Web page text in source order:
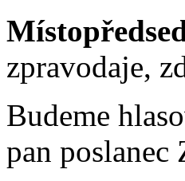
zpravodaje,
Budeme
pan poslanec